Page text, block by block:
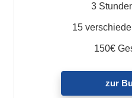
3
15
150€
zur